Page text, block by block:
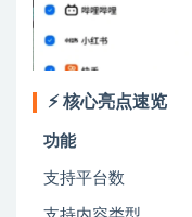
⚡ 核心亮点速览
功能
支持平台数